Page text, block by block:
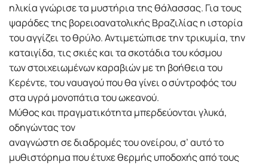
ηλικία γνώρισε τα μυστήρια της θάλασσας. Για τους
ψαράδες της βορειοανατολικής Βραζιλίας η ιστορία
του αγγίζει το θρύλο. Αντιμετώπισε την τρικυμία, την
καταιγίδα, τις σκιές και τα σκοτάδια του κόσμου
των στοιχειωμένων καραβιών με τη βοήθεια του
Κερέντε, του ναυαγού που θα γίνει ο σύντροφός του
στα υγρά μονοπάτια του ωκεανού.
Μύθος και πραγματικότητα μπερδεύονται γλυκά,
οδηγώντας τον
αναγνώστη σε διαδρομές του ονείρου, σ’ αυτό το
μυθιστόρημα που έτυχε θερμής υποδοχής από τους